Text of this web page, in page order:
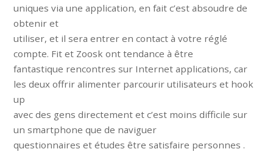
uniques via une application, en fait c’est absoudre de
obtenir et
utiliser, et il sera entrer en contact à votre réglé
compte. Fit et Zoosk ont tendance à être
fantastique rencontres sur Internet applications, car
les deux offrir alimenter parcourir utilisateurs et hook
up
avec des gens directement et c’est moins difficile sur
un smartphone que de naviguer
questionnaires et études être satisfaire personnes .